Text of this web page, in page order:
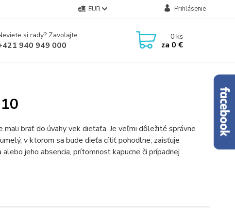
EUR Prihlásenie
si rady? Zavolajte.
940 949 000
0ks
za 0 €
brať do úvahy vek dieťaťa. Je veľmi dôležité správne
v ktorom sa bude dieťa cítiť pohodlne, zaisťuje
jeho absencia, prítomnosť kapucne či prípadnej